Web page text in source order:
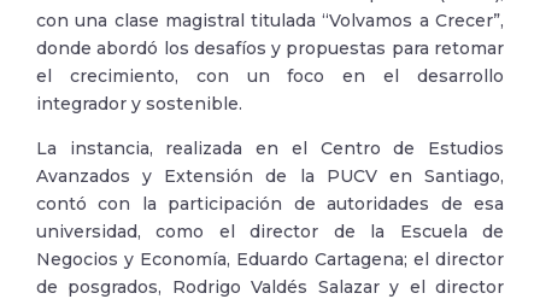
con una clase magistral titulada “Volvamos a Crecer”,
donde abordó los desafíos y propuestas para retomar
el crecimiento, con un foco en el desarrollo
integrador y sostenible.
La instancia, realizada en el Centro de Estudios
Avanzados y Extensión de la PUCV en Santiago,
contó con la participación de autoridades de esa
universidad, como el director de la Escuela de
Negocios y Economía, Eduardo Cartagena; el director
de posgrados, Rodrigo Valdés Salazar y el director